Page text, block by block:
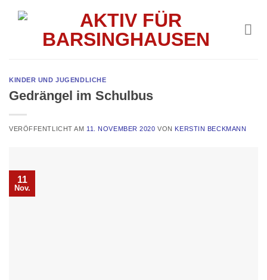
KINDER UND JUGENDLICHE
Gedrängel im Schulbus
VERÖFFENTLICHT AM 11. NOVEMBER 2020 VON KERSTIN BECKMANN
11
Nov.